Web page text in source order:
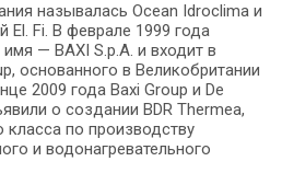
называлась Ocean Idroclima и
El. Fi. В феврале 1999 года
— BAXI S.p.A. и входит в
основанного в Великобритании
2009 года Baxi Group и De
о создании BDR Thermea,
по производству
и водонагревательного